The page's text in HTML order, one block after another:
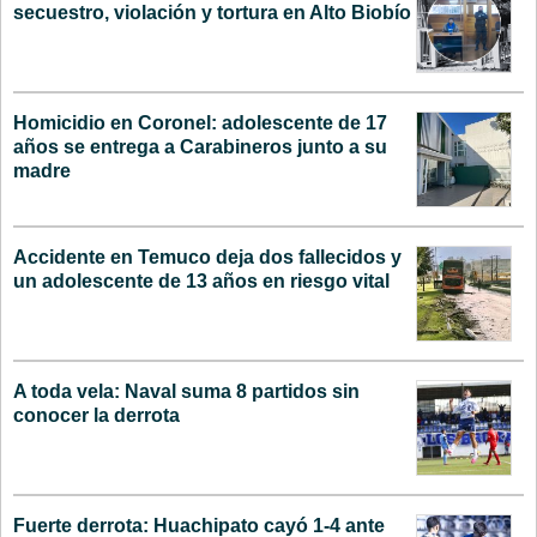
secuestro, violación y tortura en Alto Biobío
Homicidio en Coronel: adolescente de 17
años se entrega a Carabineros junto a su
madre
Accidente en Temuco deja dos fallecidos y
un adolescente de 13 años en riesgo vital
A toda vela: Naval suma 8 partidos sin
conocer la derrota
Fuerte derrota: Huachipato cayó 1-4 ante